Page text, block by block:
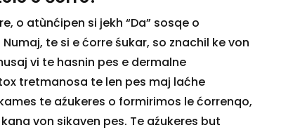
o atùnćipen si jekh “Da” sosqe o
te si e ćorre śukar, so znachil ke von
vi te hasnin pes e dermalne
tretmanosa te len pes maj laćhe
te aźukeres o formirimos le ćorrenqo,
von sikaven pes. Te aźukeres but